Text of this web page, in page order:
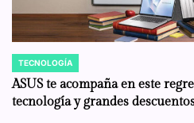
POSTED
IN
TECNOLOGÍA
ASUS te acompaña en este
tecnología y grandes